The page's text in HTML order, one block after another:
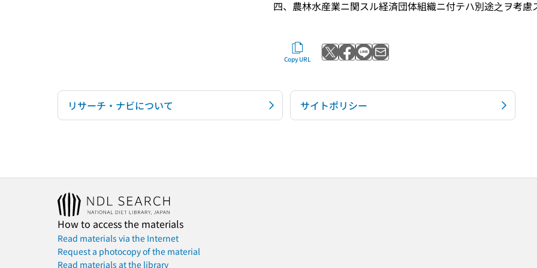
四、農林水産業ニ関スル経済団体組織ニ付テハ別途之ヲ考慮
Copy URL Post to X
Share with Facebook
Send with LINE
Send by email
リサーチ・ナビについて サイトポリシー
How to access the materials
Read materials via the Internet
Request a photocopy of the material
Read materials at the library